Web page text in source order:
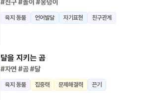
#친구#놀이 #웅덩이
육지 동물 언어발달 자기표현 친구관계
달을 지키는 곰
#자연 #곰#달
육지 동물 집중력 문제해결력 끈기